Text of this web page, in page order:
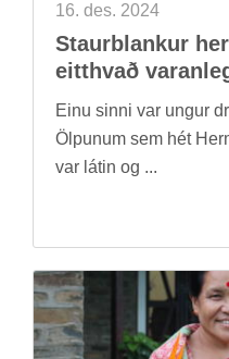
16. des. 2024
Staur­blank­ur
eitt­hvað
Einu sinni var ung­ur
Ölp­un­um sem hét
var lát­in og ...